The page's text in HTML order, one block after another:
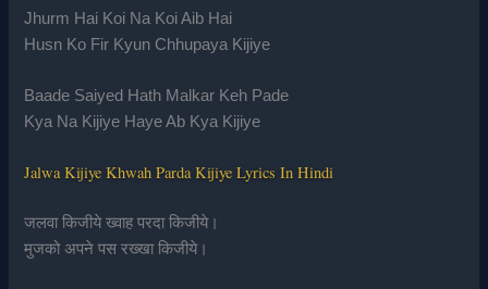
Jhurm Hai Koi Na Koi Aib Hai
Husn Ko Fir Kyun Chhupaya Kijiye
Baade Saiyed Hath Malkar Keh Pade
Kya Na Kijiye Haye Ab Kya Kijiye
Jalwa Kijiye Khwah Parda Kijiye Lyrics In Hindi
जलवा किजीये ख्वाह परदा किजीये।
मुजको अपने पस रख्खा किजीये।